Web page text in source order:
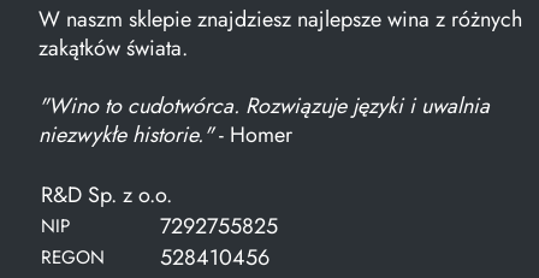
W naszm sklepie znajdziesz najlepsze wina z różnych
zakątków świata.
"Wino to cudotwórca. Rozwiązuje języki i uwalnia
niezwykłe historie."- Homer
R&D Sp. z o.o.
NIP 7292755825
REGON 528410456